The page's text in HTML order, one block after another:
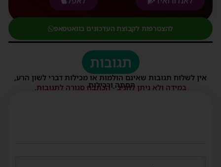
להצטרפות לקבוצת העדכונים בוואטסאפ
תגובות
אין לשלוח תגובות שאינם הולמות או מכילות דברי לשון הרע,
הסתה ורכילות.
במידה ולא ניתן להגיב - הכתבה סגורה לתגובות.